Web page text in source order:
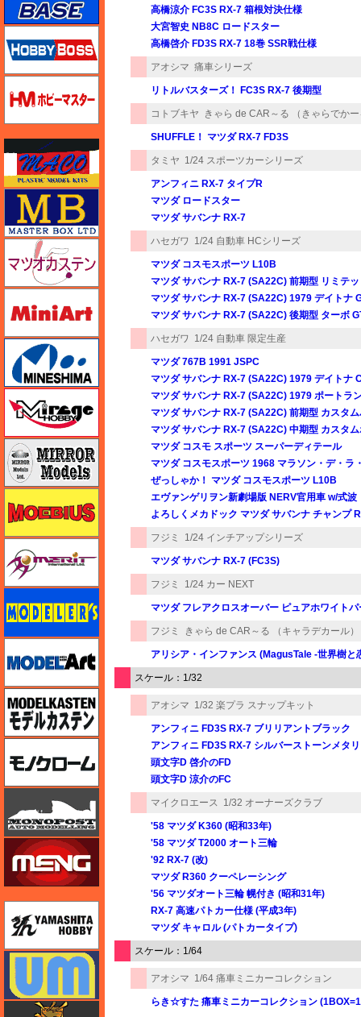
高橋涼介 FC3S RX-7 箱根対決仕様
大宮智史 NB8C ロードスター
高橋啓介 FD3S RX-7 18巻 SSR戦仕様
アオシマ 痛車シリーズ
リトルバスターズ！ FC3S RX-7 後期型
コトブキヤ きゃら de CAR～る （きゃらでか
SHUFFLE！ マツダ RX-7 FD3S
タミヤ 1/24 スポーツカーシリーズ
アンフィニ RX-7 タイプR
マツダ ロードスター
マツダ サバンナ RX-7
ハセガワ 1/24 自動車 HCシリーズ
マツダ コスモスポーツ L10B
マツダ サバンナ RX-7 (SA22C) 前期型 リミテ
マツダ サバンナ RX-7 (SA22C) 1979 デイトナ
マツダ サバンナ RX-7 (SA22C) 後期型 ターボ
ハセガワ 1/24 自動車 限定生産
マツダ 767B 1991 JSPC
マツダ サバンナ RX-7 (SA22C) 1979 デイトナ
マツダ サバンナ RX-7 (SA22C) 1979 ポートラ
マツダ サバンナ RX-7 (SA22C) 前期型 カスタ
マツダ サバンナ RX-7 (SA22C) 中期型 カスタ
マツダ コスモ スポーツ スーパーディテール
マツダ コスモスポーツ 1968 マラソン・デ・ラ
ぜっしゃか！ マツダ コスモスポーツ L10B
エヴァンゲリヲン新劇場版 NERV官用車 w/式波
よろしくメカドック マツダ サバンナ チャンプ
フジミ 1/24 インチアップシリーズ
マツダ サバンナ RX-7 (FC3S)
フジミ 1/24 カー NEXT
マツダ フレアクロスオーバー ピュアホワイトパ
フジミ きゃら de CAR～る （キャラデカール）
アリシア・インファンス (MagusTale -世界樹
スケール：1/32
アオシマ 1/32 楽プラ スナップキット
アンフィニ FD3S RX-7 ブリリアントブラック
アンフィニ FD3S RX-7 シルバーストーンメタ
頭文字D 啓介のFD
頭文字D 涼介のFC
マイクロエース 1/32 オーナーズクラブ
'58 マツダ K360 (昭和33年)
'58 マツダ T2000 オート三輪
'92 RX-7 (改)
マツダ R360 クーペレーシング
'56 マツダオート三輪 幌付き (昭和31年)
RX-7 高速パトカー仕様 (平成3年)
マツダ キャロル (パトカータイプ)
スケール：1/64
アオシマ 1/64 痛車ミニカーコレクション
らき☆すた 痛車ミニカーコレクション
マスターボックス
マツオカステン
ミラージュホビー
ミラーモデルズ
メリットインターナショナル
モデラーズ
モデルアート
モデルカステン
モノクローム
モノポスト
モンモデル（MENG MODEL）
ユニモデル
ライオンロア（LionRoar）